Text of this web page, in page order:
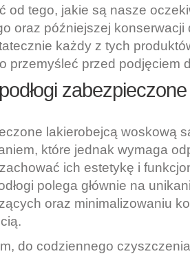
od tego, jakie są nasze
oraz późniejszej konserwacji
każdy z tych
przemyśleć przed podjęciem
lakierobejcą woskową
które jednak wymaga
ich estetykę i
polega głównie na
oraz minimalizowaniu
do codziennego